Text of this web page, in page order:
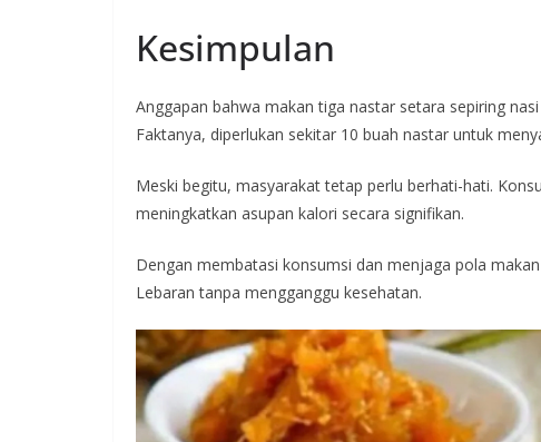
Kesimpulan
Anggapan bahwa makan tiga nastar setara sepiring
Faktanya, diperlukan sekitar 10 buah nastar untuk
Meski begitu, masyarakat tetap perlu berhati-hati.
meningkatkan asupan kalori secara signifikan.
Dengan membatasi konsumsi dan menjaga pola
Lebaran tanpa mengganggu kesehatan.